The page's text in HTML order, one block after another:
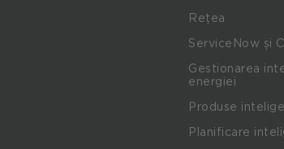
Rețea
ServiceNow și
Gestionarea
energiei
Produse
Planificare